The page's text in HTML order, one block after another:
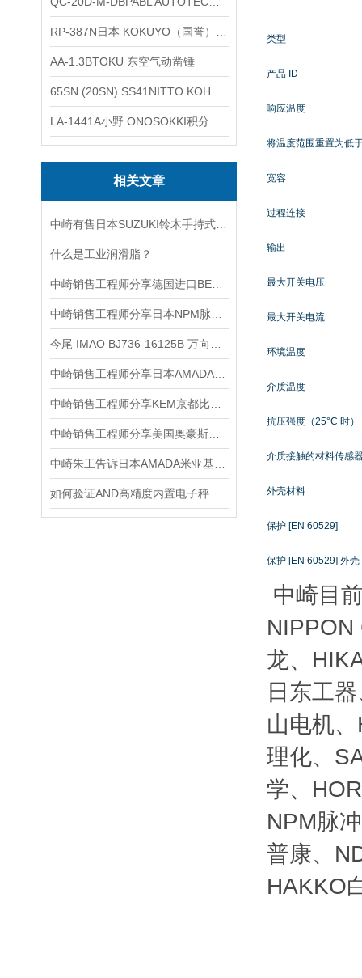
AA-1.3BTOKU 东空气动凿锤
相关文章
什么是工业润滑脂？
类型
产品 ID
响应温度
将温度范围重置为低
宽容
过程连接
输出
最大开关电压
最大开关电流
环境温度
介质温度
抗压强度（25°C 时）
介质接触的材料传感
外壳材料
保护 [EN 60529]
保护 [EN 60529] 外壳
中崎目
NIPPON
龙、
日东工
山电机
理化、
学、
NPM脉
普康、
HAKKO